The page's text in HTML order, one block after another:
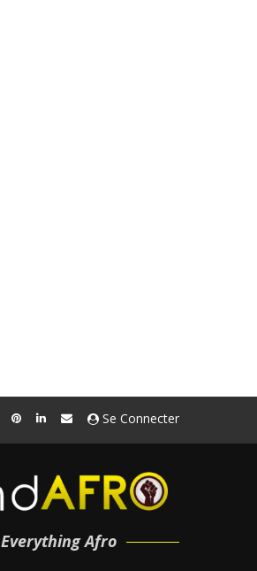
Se Connecter
Everything Afro